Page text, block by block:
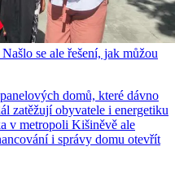
se ale řešení, jak můžou
domů, které dávno
zatěžují obyvatele i energetiku
v metropoli Kišiněvě ale
i správy domu otevřít